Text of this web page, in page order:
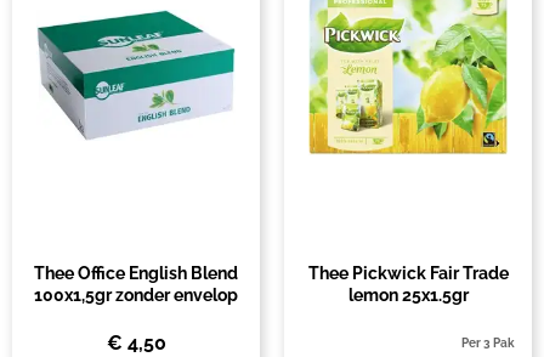
Thee Office English Blend
100x1,5gr zonder envelop
€ 4,50
Thee Pickwick Fair Trade
lemon 25x1.5gr
Per 3 Pak